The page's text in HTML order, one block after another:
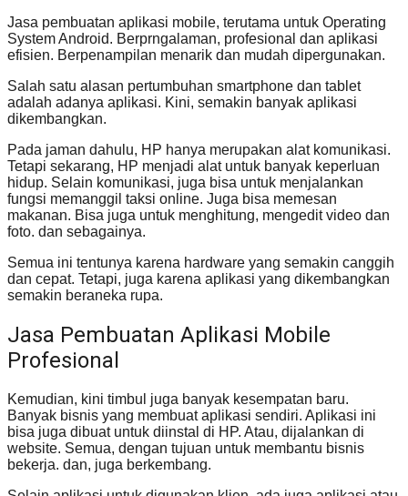
Jasa pembuatan aplikasi mobile, terutama untuk Operating
System Android. Berprngalaman, profesional dan aplikasi
efisien. Berpenampilan menarik dan mudah dipergunakan.
Salah satu alasan pertumbuhan smartphone dan tablet
adalah adanya aplikasi. Kini, semakin banyak aplikasi
dikembangkan.
Pada jaman dahulu, HP hanya merupakan alat komunikasi.
Tetapi sekarang, HP menjadi alat untuk banyak keperluan
hidup. Selain komunikasi, juga bisa untuk menjalankan
fungsi memanggil taksi online. Juga bisa memesan
makanan. Bisa juga untuk menghitung, mengedit video dan
foto. dan sebagainya.
Semua ini tentunya karena hardware yang semakin canggih
dan cepat. Tetapi, juga karena aplikasi yang dikembangkan
semakin beraneka rupa.
Jasa Pembuatan Aplikasi Mobile
Profesional
Kemudian, kini timbul juga banyak kesempatan baru.
Banyak bisnis yang membuat aplikasi sendiri. Aplikasi ini
bisa juga dibuat untuk diinstal di HP. Atau, dijalankan di
website. Semua, dengan tujuan untuk membantu bisnis
bekerja. dan, juga berkembang.